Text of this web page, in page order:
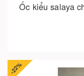
Ốc kiểu salaya
-22%